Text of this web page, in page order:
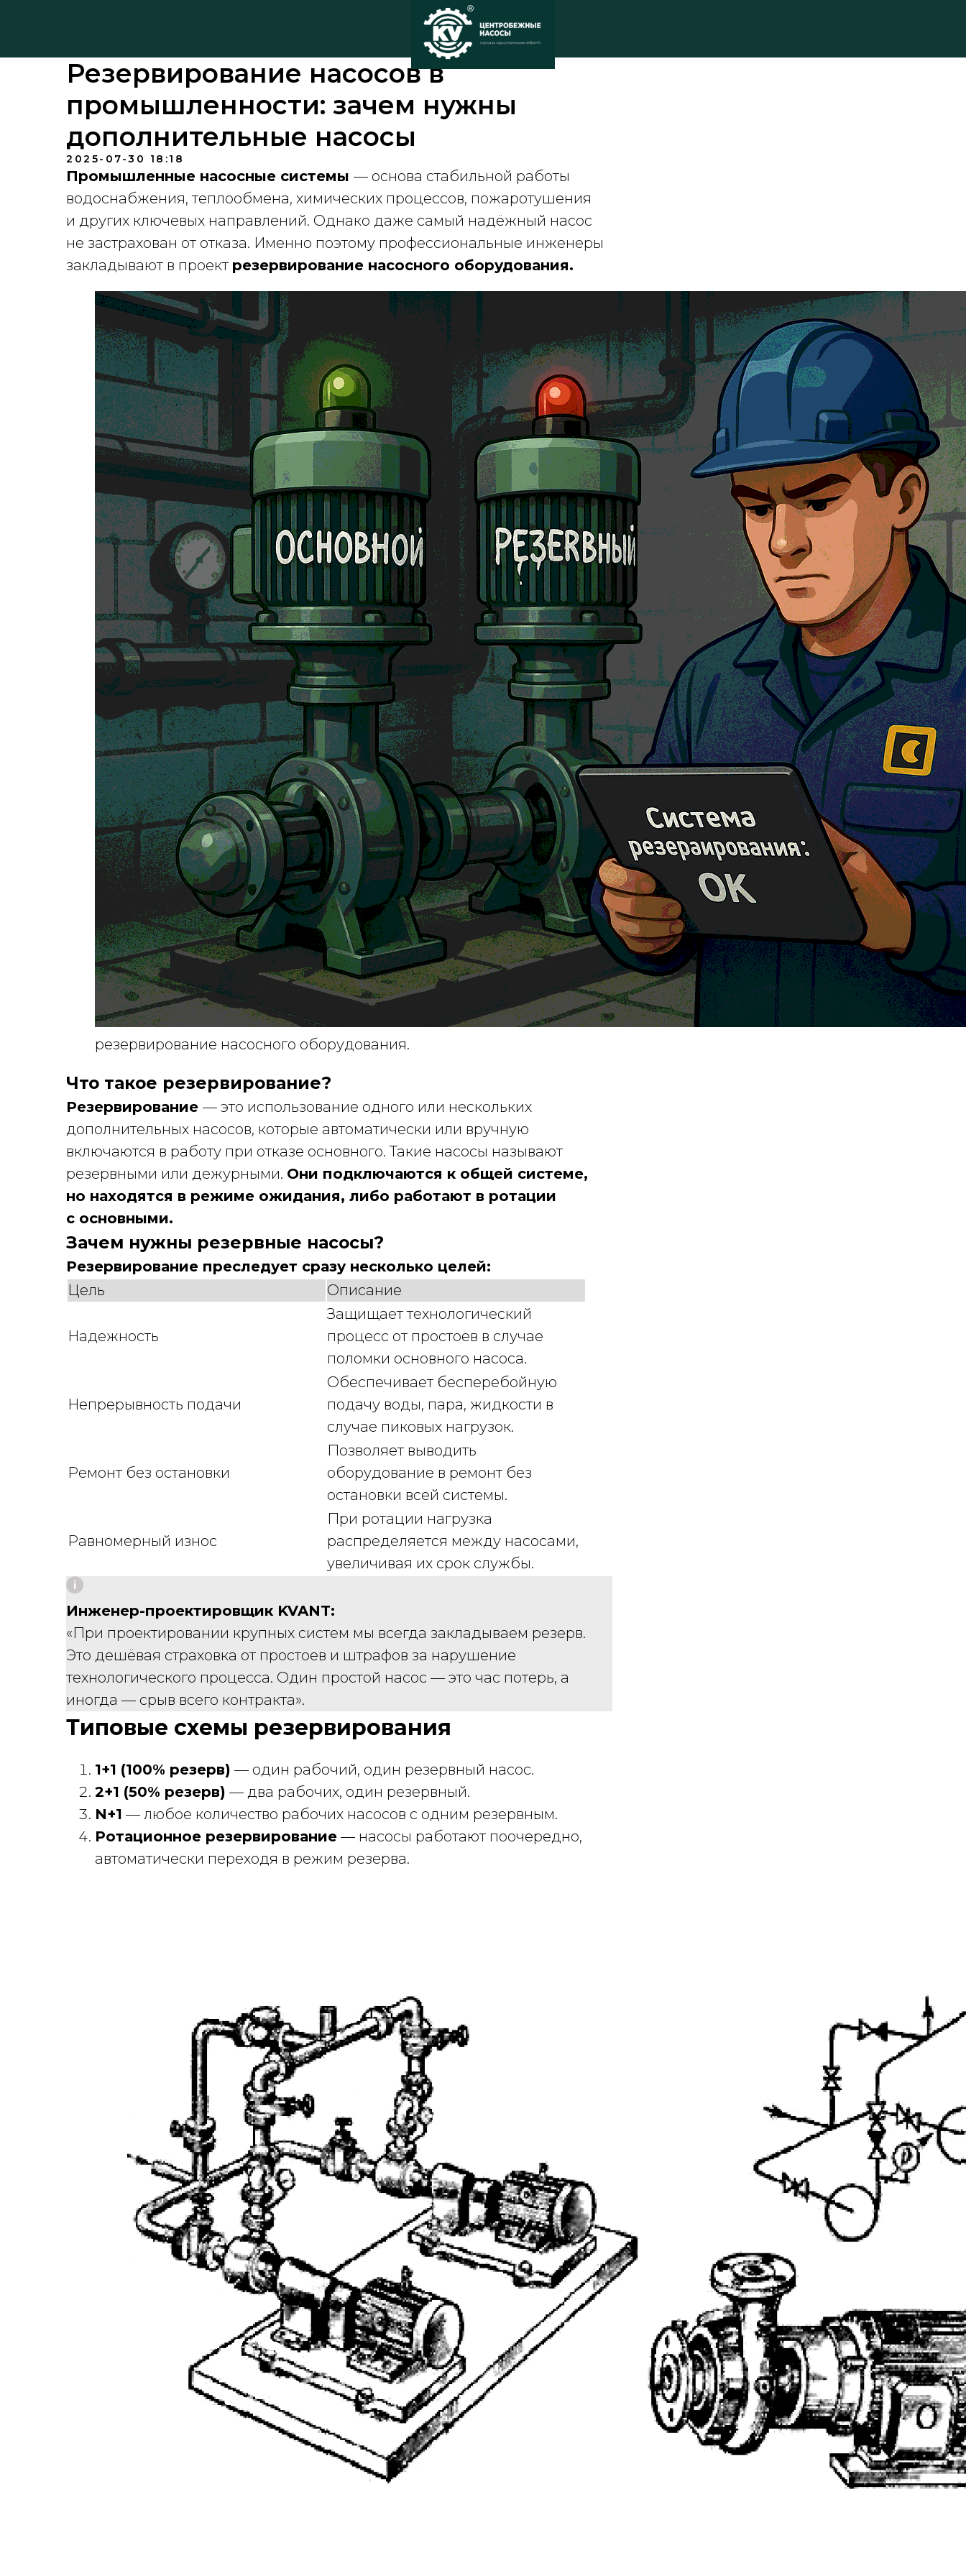
Резервирование насосов в
промышленности: зачем нужны
дополнительные насосы
2025-07-30 18:18
Промышленные насосные системы — основа стабильной работы
водоснабжения, теплообмена, химических процессов, пожаротушения
и других ключевых направлений. Однако даже самый надёжный насос
не застрахован от отказа. Именно поэтому профессиональные инженеры
закладывают в проект резервирование насосного оборудования.
резервирование насосного оборудования.
Что такое резервирование?
Резервирование — это использование одного или нескольких
дополнительных насосов, которые автоматически или вручную
включаются в работу при отказе основного. Такие насосы называют
резервными или дежурными. Они подключаются к общей системе,
но находятся в режиме ожидания, либо работают в ротации
с основными.
Зачем нужны резервные насосы?
Резервирование преследует сразу несколько целей:
Цель
Описание
Надежность
Защищает технологический
процесс от простоев в случае
поломки основного насоса.
Непрерывность подачи
Обеспечивает бесперебойную
подачу воды, пара, жидкости в
случае пиковых нагрузок.
Ремонт без остановки
Позволяет выводить
оборудование в ремонт без
остановки всей системы.
Равномерный износ
При ротации нагрузка
распределяется между насосами,
увеличивая их срок службы.
Инженер-проектировщик KVANT:
«При проектировании крупных систем мы всегда закладываем резерв.
Это дешёвая страховка от простоев и штрафов за нарушение
технологического процесса. Один простой насос — это час потерь, а
иногда — срыв всего контракта».
Типовые схемы резервирования
1+1 (100% резерв) — один рабочий, один резервный насос.
2+1 (50% резерв) — два рабочих, один резервный.
N+1 — любое количество рабочих насосов с одним резервным.
Ротационное резервирование — насосы работают поочередно,
автоматически переходя в режим резерва.